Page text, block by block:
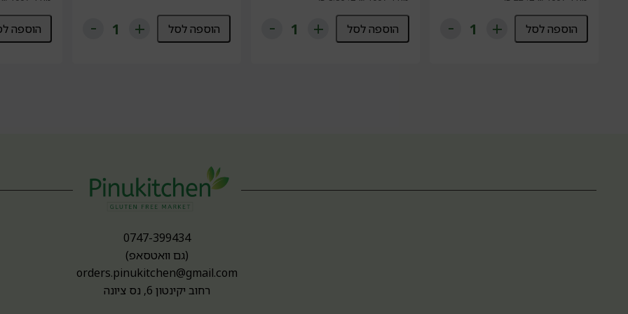
הוספה לסל הוספה לסל הוספה לסל הוספה
0747-399434
(גם וואטסאפ)
orders.pinukitchen@gmail.com
רחוב יקינטון 6, נס ציונה